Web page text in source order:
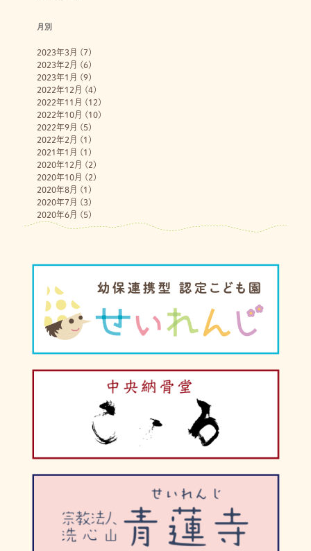
月別
2023年3月 (7)
2023年2月 (6)
2023年1月 (9)
2022年12月 (4)
2022年11月 (12)
2022年10月 (10)
2022年9月 (5)
2022年2月 (1)
2021年1月 (1)
2020年12月 (2)
2020年10月 (2)
2020年8月 (1)
2020年7月 (3)
2020年6月 (5)